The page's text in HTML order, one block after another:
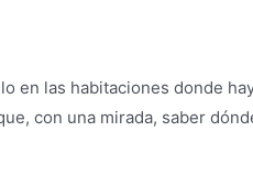
en las habitaciones donde
con una mirada, saber